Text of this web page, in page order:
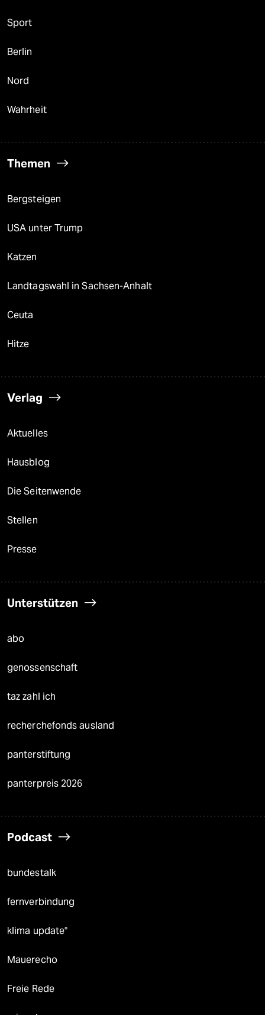
Sport
Berlin
Nord
Wahrheit
Themen
Bergsteigen
USA unter Trump
Katzen
Landtagswahl in Sachsen-Anhalt
Ceuta
Hitze
Verlag
Aktuelles
Hausblog
Die Seitenwende
Stellen
Presse
Unterstützen
abo
genossenschaft
taz zahl ich
recherchefonds ausland
panterstiftung
panterpreis 2026
Podcast
bundestalk
fernverbindung
klima update°
Mauerecho
Freie Rede